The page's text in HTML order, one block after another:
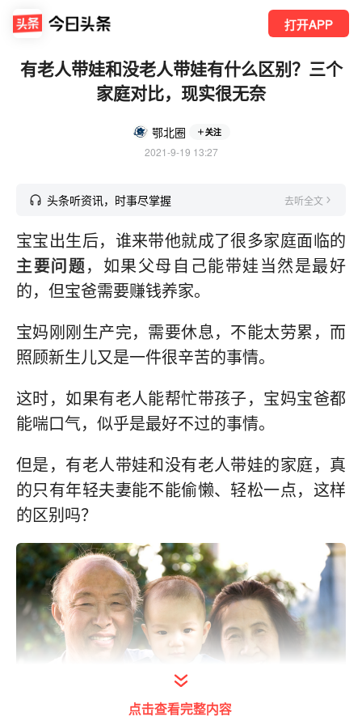
打开APP
有老人带娃和没老人带娃有什么区别？三个
家庭对比，现实很无奈
鄂北圈 关注
2021-9-19 13:27
头条听资讯，时事尽掌握 去听全文
宝宝出生后，谁来带他就成了很多家庭面临的
主要问题，如果父母自己能带娃当然是最好
的，但宝爸需要赚钱养家。
宝妈刚刚生产完，需要休息，不能太劳累，而
照顾新生儿又是一件很辛苦的事情。
这时，如果有老人能帮忙带孩子，宝妈宝爸都
能喘口气，似乎是最好不过的事情。
但是，有老人带娃和没有老人带娃的家庭，真
的只有年轻夫妻能不能偷懒、轻松一点，这样
的区别吗？
点击查看完整内容